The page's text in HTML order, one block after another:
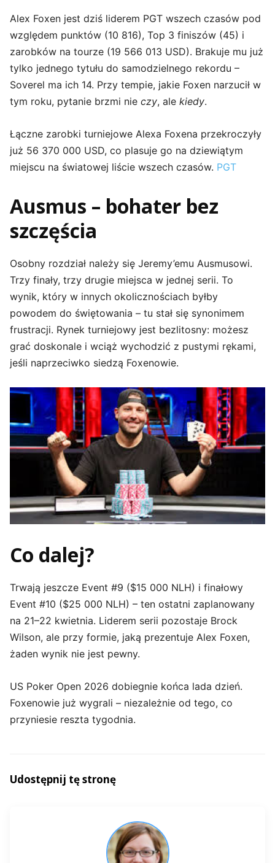
Alex Foxen jest dziś liderem PGT wszech czasów pod
względem punktów (10 816), Top 3 finiszów (45) i
zarobków na tourze (19 566 013 USD). Brakuje mu już
tylko jednego tytułu do samodzielnego rekordu –
Soverel ma ich 14. Przy tempie, jakie Foxen narzucił w
tym roku, pytanie brzmi nie czy, ale kiedy.
Łączne zarobki turniejowe Alexа Foxena przekroczyły
już 56 370 000 USD, co plasuje go na dziewiątym
miejscu na światowej liście wszech czasów. PGT
Ausmus – bohater bez
szczęścia
Osobny rozdział należy się Jeremy’emu Ausmusowi.
Trzy finały, trzy drugie miejsca w jednej serii. To
wynik, który w innych okolicznościach byłby
powodem do świętowania – tu stał się synonimem
frustracji. Rynek turniejowy jest bezlitosny: możesz
grać doskonale i wciąż wychodzić z pustymi rękami,
jeśli naprzeciwko siedzą Foxenowie.
Co dalej?
Trwają jeszcze Event #9 ($15 000 NLH) i finałowy
Event #10 ($25 000 NLH) – ten ostatni zaplanowany
na 21–22 kwietnia. Liderem serii pozostaje Brock
Wilson, ale przy formie, jaką prezentuje Alex Foxen,
żaden wynik nie jest pewny.
US Poker Open 2026 dobiegnie końca lada dzień.
Foxenowie już wygrali – niezależnie od tego, co
przyniesie reszta tygodnia.
Udostępnij tę stronę